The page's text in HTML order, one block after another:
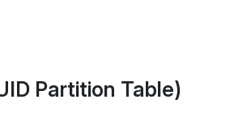
Partition Table)